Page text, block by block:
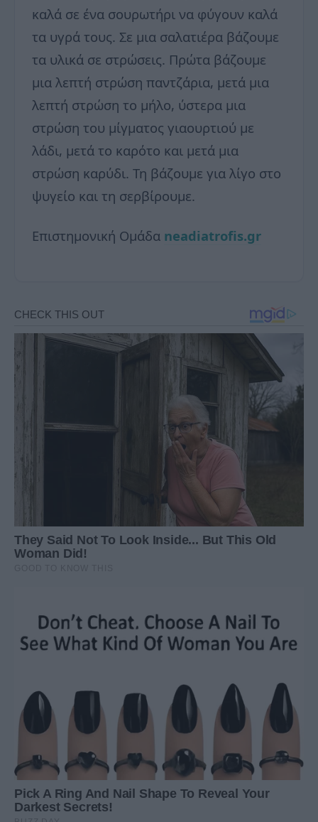
καλά σε ένα σουρωτήρι να φύγουν καλά
τα υγρά τους. Σε μια σαλατιέρα βάζουμε
τα υλικά σε στρώσεις. Πρώτα βάζουμε
μια λεπτή στρώση παντζάρια, μετά μια
λεπτή στρώση το μήλο, ύστερα μια
στρώση του μίγματος γιαουρτιού με
λάδι, μετά το καρότο και μετά μια
στρώση καρύδι. Τη βάζουμε για λίγο στο
ψυγείο και τη σερβίρουμε.
Επιστημονική Ομάδα neadiatrofis.gr